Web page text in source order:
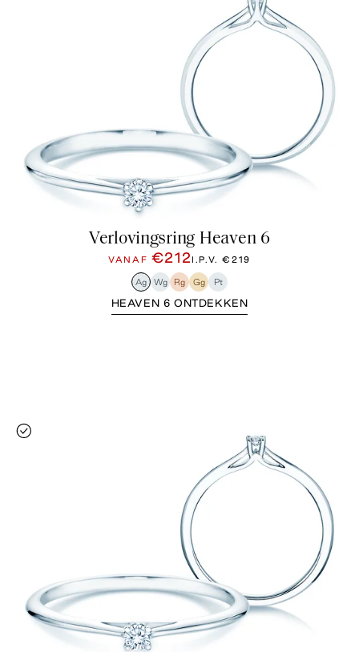
Verlovingsring Heaven 6
VANAF €212I.P.V.€219
Ag Wg Rg Gg Pt
HEAVEN 6 ONTDEKKEN